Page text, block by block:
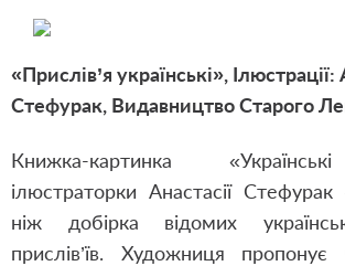
«Прислів’я українські», Ілюстрації:
Стефурак, Видавництво Старого
Книжка-картинка
ілюстраторки Анастасії
ніж добірка відомих
прислів’їв. Художниця